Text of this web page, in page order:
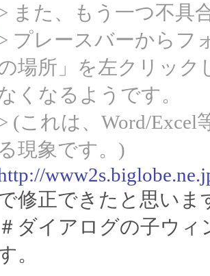
また、もう一つ不具
プレースバーからフ
場所」を左クリック
くなるようです。
(これは、Word/
る現象です。)
修正できたと思いま
＃ダイアログの子ウ
。